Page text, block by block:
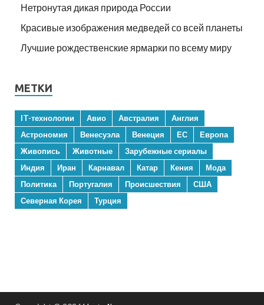
Нетронутая дикая природа России
Красивые изображения медведей со всей планеты
Лучшие рождественские ярмарки по всему миру
МЕТКИ
IT-технологии Авио Австралия
Англия
Астрономия
Венесуэла Венеция ЕС
Европа
Живопись
Животные
Зарубежные сериалы
Индия
Иран Карнавал Катар Кения
Мода
Политика
Португалия Происшествия
США
Северная Корея
Турция